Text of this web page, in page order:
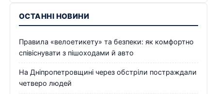
ОСТАННІ НОВИНИ
Правила «велоетикету» та безпеки: як комфортно
співіснувати з пішоходами й авто
На Дніпропетровщині через обстріли постраждали
четверо людей